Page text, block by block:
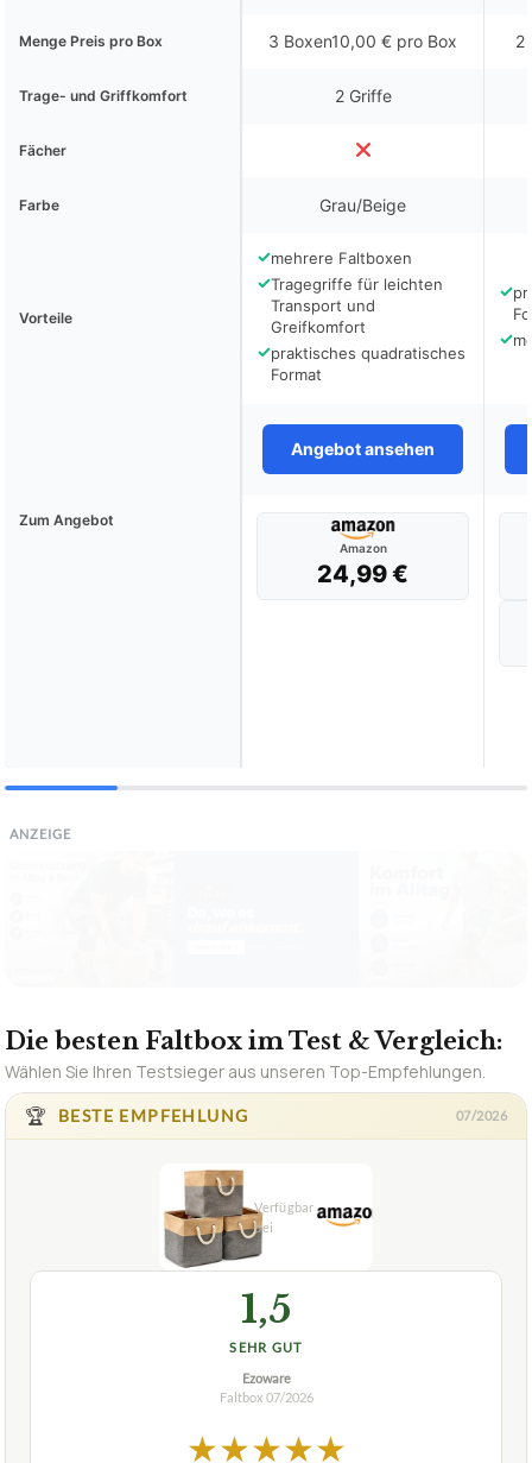
Menge Preis pro Box 3 Boxen10,00 € pro Box 2
Trage- und Griffkomfort 2 Griffe
Fächer
Farbe Grau/Beige
Vorteile
✓mehrere Faltboxen
✓Tragegriffe für leichten
Transport und
Greifkomfort
✓praktisches quadratisches
Format
✓
✓
Angebot ansehen
Zum Angebot
Amazon
24,99 €
ANZEIGE
1,5
SEHR GUT
Ezoware
Faltbox
★★★
Faltbox EZOWARE 3er-Set Faltbar, aus